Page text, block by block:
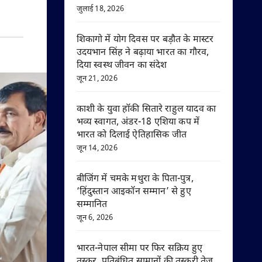
जुलाई 18, 2026
शिकागो में योग दिवस पर बड़ौत के मास्टर
उदयभान सिंह ने बढ़ाया भारत का गौरव,
दिया स्वस्थ जीवन का संदेश
जून 21, 2026
काशी के युवा हॉकी सितारे राहुल यादव का
भव्य स्वागत, अंडर-18 एशिया कप में
भारत को दिलाई ऐतिहासिक जीत
जून 14, 2026
बीजिंग में चमके मथुरा के पिता-पुत्र,
‘हिंदुस्तान आइकॉन सम्मान’ से हुए
सम्मानित
जून 6, 2026
भारत-नेपाल सीमा पर फिर सक्रिय हुए